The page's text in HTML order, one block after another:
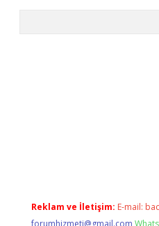
Reklam ve İletişim: E-mail:
forumhizmeti@gmail.com